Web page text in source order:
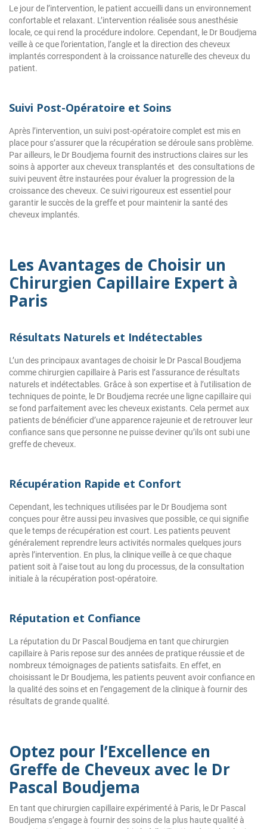
Le jour de l’intervention, le patient accueilli dans un environnement
confortable et relaxant. L’intervention réalisée sous anesthésie
locale, ce qui rend la procédure indolore. Cependant, le Dr Boudjema
veille à ce que l’orientation, l’angle et la direction des cheveux
implantés correspondent à la croissance naturelle des cheveux du
patient.
Suivi Post-Opératoire et Soins
Après l’intervention, un suivi post-opératoire complet est mis en
place pour s’assurer que la récupération se déroule sans problème.
Par ailleurs, le Dr Boudjema fournit des instructions claires sur les
soins à apporter aux cheveux transplantés et des consultations de
suivi peuvent être instaurées pour évaluer la progression de la
croissance des cheveux. Ce suivi rigoureux est essentiel pour
garantir le succès de la greffe et pour maintenir la santé des
cheveux implantés.
Les Avantages de Choisir un
Chirurgien Capillaire Expert à
Paris
Résultats Naturels et Indétectables
L’un des principaux avantages de choisir le Dr Pascal Boudjema
comme chirurgien capillaire à Paris est l’assurance de résultats
naturels et indétectables. Grâce à son expertise et à l’utilisation de
techniques de pointe, le Dr Boudjema recrée une ligne capillaire qui
se fond parfaitement avec les cheveux existants. Cela permet aux
patients de bénéficier d’une apparence rajeunie et de retrouver leur
confiance sans que personne ne puisse deviner qu’ils ont subi une
greffe de cheveux.
Récupération Rapide et Confort
Cependant, les techniques utilisées par le Dr Boudjema sont
conçues pour être aussi peu invasives que possible, ce qui signifie
que le temps de récupération est court. Les patients peuvent
généralement reprendre leurs activités normales quelques jours
après l’intervention. En plus, la clinique veille à ce que chaque
patient soit à l’aise tout au long du processus, de la consultation
initiale à la récupération post-opératoire.
Réputation et Confiance
La réputation du Dr Pascal Boudjema en tant que chirurgien
capillaire à Paris repose sur des années de pratique réussie et de
nombreux témoignages de patients satisfaits. En effet, en
choisissant le Dr Boudjema, les patients peuvent avoir confiance en
la qualité des soins et en l’engagement de la clinique à fournir des
résultats de grande qualité.
Optez pour l’Excellence en
Greffe de Cheveux avec le Dr
Pascal Boudjema
En tant que chirurgien capillaire expérimenté à Paris, le Dr Pascal
Boudjema s’engage à fournir des soins de la plus haute qualité à